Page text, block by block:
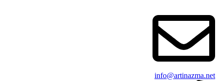
info@artinazma.net